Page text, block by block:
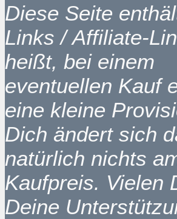
Diese Seite
Links / Affiliate-
heißt, bei einem
eventuellen Kauf
eine kleine
Dich ändert sich
natürlich nichts
Kaufpreis. Vielen
Deine